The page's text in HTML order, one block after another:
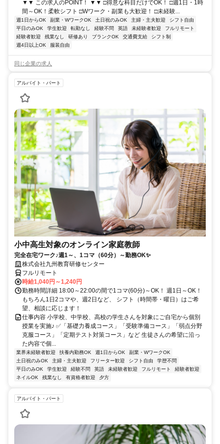
▼▼ この求人のPOINT！ ▼▼ □得意な科目だけでOK！ □週1日・1時
間～OK！柔軟シフト □Wワーク・副業も大歓迎！ □未経験...
週1日からOK 副業・WワークOK 土日祝のみOK 主婦・主夫歓迎
シフト自由
平日のみOK
学生歓迎 転勤なし 経験不問 英語 未経験者歓迎
フルリモート
経験者歓迎
残業なし 研修あり ブランクOK 交通費支給
シフト制
週4日以上OK
服装自由
同じ企業の求人
アルバイト・パート
小中高生対象のオンライン家庭教師
完全在宅ワーク♪週1～、1コマ（60分）～勤務OK✨
株式会社九州教育研修センター
フルリモート
時給1,040円～1,240円
勤務時間詳細 18:00～22:00の間で1コマ(60分)～OK！ 週1日～OK！
もちろん1日2コマや、週2日など、 シフト（時間帯・曜日）はご希
望、相談に応じます！
仕事内容 小学校、中学校、高校の学生さんを対象にご自宅から個別
授業を実施♪ ✅「基礎力養成コース」「受験準備コース」「弱点分野
克服コース」「定期テスト対策コース」など 生徒さんの希望に沿っ
た内容で個...
業界未経験者歓迎 扶養内勤務OK 週1日からOK
副業・WワークOK
土日祝のみOK
主婦・主夫歓迎 フリーター歓迎 シフト自由
学歴不問
平日のみOK
学生歓迎 経験不問 英語 未経験者歓迎 フルリモート
経験者歓迎
ネイルOK
残業なし 有資格者歓迎 夕方
アルバイト・パート